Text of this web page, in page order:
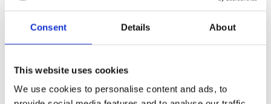
Consent Details About
This website uses cookies
We use cookies to personalise content and ads, to
Рульове управління